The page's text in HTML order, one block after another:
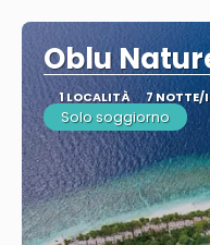
Oblu
1 LOCALITÀ 7 NOTTE/I
Solo soggiorno